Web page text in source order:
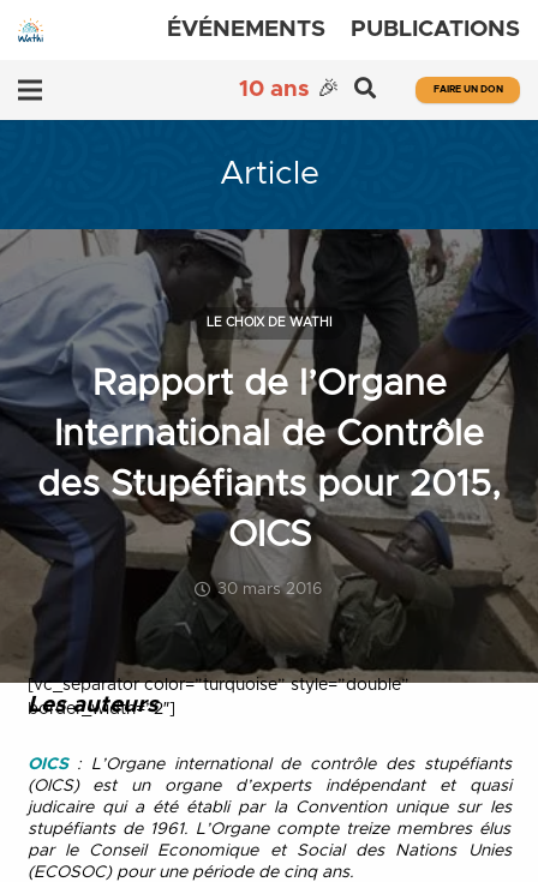
ÉVÉNEMENTS PUBLICATIONS
10 ans 🎉 FAIRE UN DON
Article
Rapport de l’Organe
International de Contrôle
des Stupéfiants pour 2015,
OICS
30 mars 2016
LE CHOIX DE WATHI
[vc_separator color=”turquoise” style=”double”
border_width=”2″]
Les auteurs
OICS: L’Organe international de contrôle des stupéfiants
(OICS) est un organe d’experts indépendant et quasi
judicaire qui a été établi par la Convention unique sur les
stupéfiants de 1961. L’Organe compte treize membres élus
par le Conseil Economique et Social des Nations Unies
(ECOSOC) pour une période de cinq ans.